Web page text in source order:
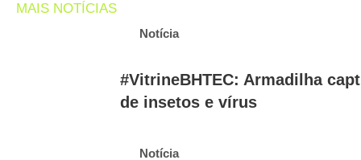
MAIS NOTÍCIAS
Notícia
#VitrineBHTEC: Armadilha
de insetos e vírus
Notícia